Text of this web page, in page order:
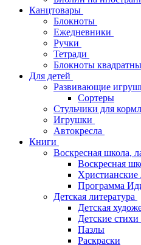
Канцтовары
Блокноты
Ежедневники
Ручки
Тетради
Блокноты
Для детей
Развивающие
Сортеры
Стульчики для
Игрушки
Автокресла
Книги
Воскресная школа,
Воскресная
Христианские
Программа
Детская литература
Детская
Детские
Пазлы
Раскраски